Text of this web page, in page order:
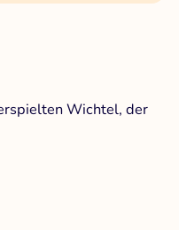
Wichtel, der